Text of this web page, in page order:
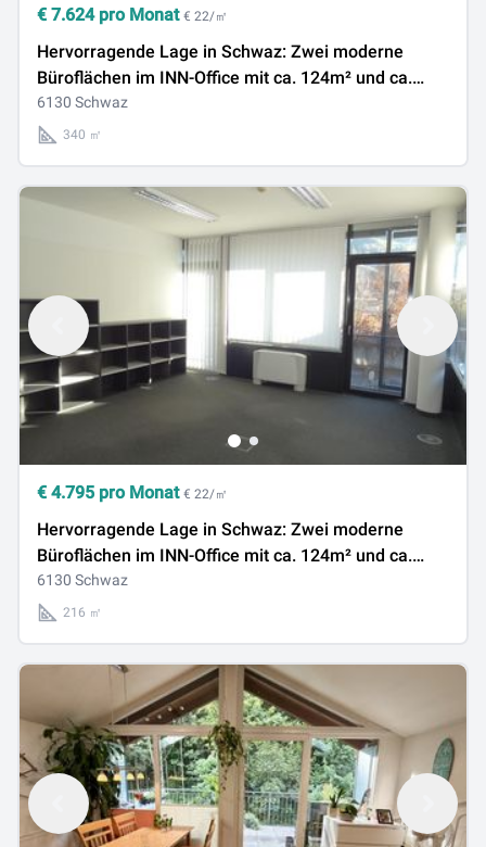
€ 7.624pro Monat € 22/㎡
Hervorragende Lage in Schwaz: Zwei moderne
Büroflächen im INN-Office mit ca. 124m² und ca.
216m² - einzeln oder gemeinsam anmietbar -
gelangen zur...
6130 Schwaz
340 ㎡
€ 4.795 pro Monat € 22/㎡
Hervorragende Lage in Schwaz: Zwei moderne
Büroflächen im INN-Office mit ca. 124m² und ca.
216m² - einzeln oder gemeinsam anmietbar -
gelangen zur...
6130 Schwaz
216 ㎡